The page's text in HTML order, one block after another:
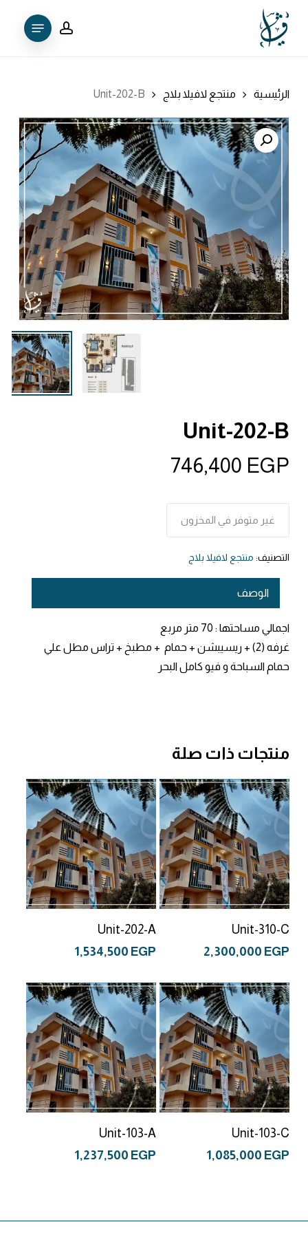
account
Menu
الرئيسية منتجع لافيلا بلاج Unit-202-B
Unit-202-B
746,400 EGP
غير متوفر في المخزون
التصنيف: منتجع لافيلا بلاج
الوصف
اجمالي مساحتها : 70 متر مربع
غرفه (2) + ريسيبشن + حمام + مطبخ + تراس مطل علي
حمام السباحة و فيو كامل البحر
منتجات ذات صلة
إضافة إلى السلةUnit-310-C
2,300,000 EGP
إضافة إلى السلةUnit-202-A
1,534,500 EGP
إضافة إلى السلةUnit-103-C
1,085,000 EGP
إضافة إلى السلةUnit-103-A
1,237,500 EGP